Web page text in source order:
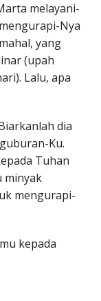
melayani-
Nya
yang
(upah
Lalu, apa
dia
Ku.
Tuhan
minyak
mengurapi-
kepada